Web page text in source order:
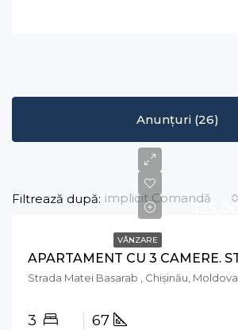
Anunțuri (26)
Filtrează după: implicit Comandă
VÂNZARE
Strada Matei Basarab , Chișinău, Moldova
3 67